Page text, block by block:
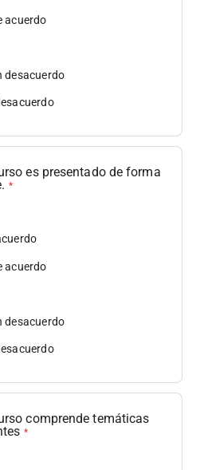
acuerdo
desacuerdo
es presentado de forma
*
acuerdo
desacuerdo
comprende temáticas
*